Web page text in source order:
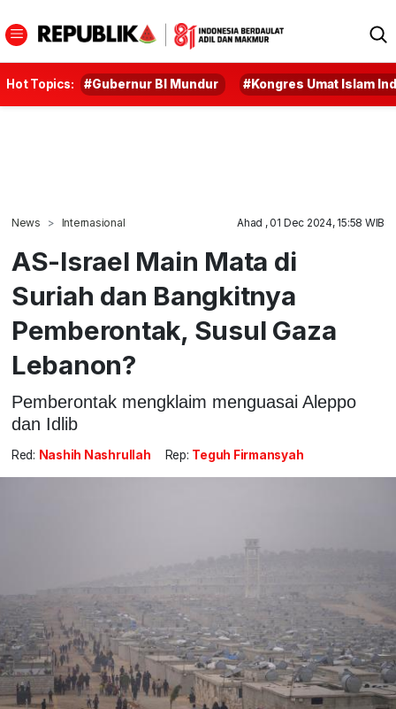
Hot Topics: #Gubernur BI Mundur #Kongres Umat Islam
News Internasional Ahad , 01 Dec 2024, 15:58 WIB
AS-Israel Main Mata di
Suriah dan Bangkitnya
Pemberontak, Susul Gaza
Lebanon?
Pemberontak mengklaim menguasai Aleppo
dan Idlib
Red: Nashih Nashrullah Rep: Teguh Firmansyah